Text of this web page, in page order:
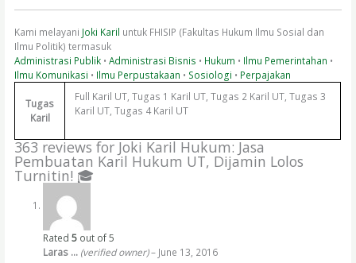
Kami melayani Joki Karil untuk FHISIP (Fakultas Hukum Ilmu Sosial dan
Ilmu Politik) termasuk
Administrasi Publik •Administrasi Bisnis • Hukum • Ilmu Pemerintahan •
Ilmu Komunikasi • Ilmu Perpustakaan • Sosiologi • Perpajakan
Tugas
Karil
Full Karil UT, Tugas 1 Karil UT, Tugas 2 Karil UT, Tugas 3
Karil UT, Tugas 4 Karil UT
363 reviews for Joki Karil Hukum: Jasa
Pembuatan Karil Hukum UT, Dijamin Lolos
Turnitin! 🎓
Rated 5out of 5
Laras … (verified owner) – June 13, 2016